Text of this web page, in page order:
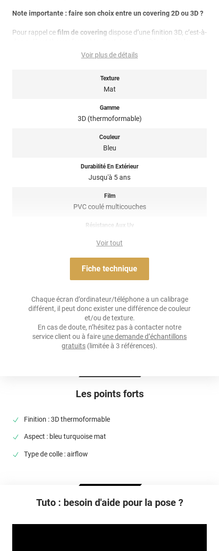
Les points forts
Finition : 3D thermoformable
Aspect : bleu turquoise mat
Type de colle : airflow
Note importante : faire son choix entre un covering 2D ou 3D ?
Pour rappel cefilm de covering dispose d’une finition 3D, c’est-à-
(décapeur thermique ou sèche-cheveux), il est conseillé dans la
pose de covering sur tout type de surface, planes à très
partiel coveringcomme des rétroviseurs par
exemple. Un doute ? N’hésitez pas à contacter notre équipe pour
HX20BTUM.
Voir plus de détails
Texture
Mat
Gamme
3D (thermoformable)
Couleur
Bleu
Durabilité En Extérieur
Jusqu'à 5 ans
Film
PVC coulé multicouches
Résistance Aux Uv
Acrylique solvant, sensible à la pression, repositionnable
Épaisseur
100 µ
Température D'application
Température D'utilisation
Voir tout
Fiche technique
Chaque écran d’ordinateur/téléphone a un calibrage
différent, il peut donc exister une différence de couleur
et/ou de texture.
En cas de doute, n’hésitez pas à contacter notre
service client ou à faire une demande d’échantillons
gratuits (limitée à 3 références).
Tuto : besoin d'aide pour la pose ?